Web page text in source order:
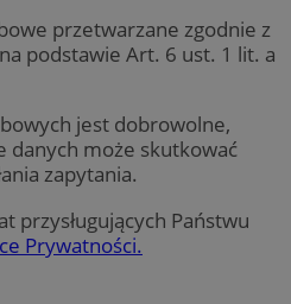
przetwarzane zgodnie z
podstawie Art. 6 ust. 1 lit. a
jest dobrowolne,
danych może skutkować
zapytania.
przysługujących Państwu
Prywatności.